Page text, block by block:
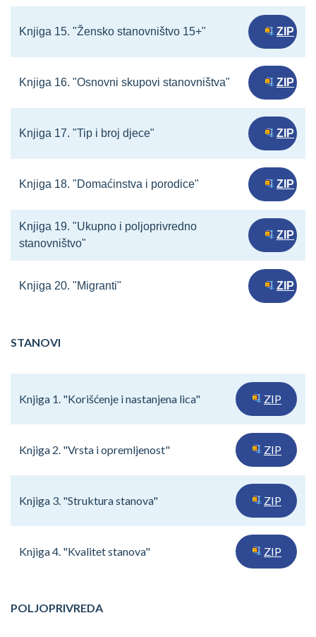
Knjiga 15. "Žensko stanovništvo 15+" ZIP
Knjiga 16. "Osnovni skupovi stanovništva" ZIP
Knjiga 17. "Tip i broj djece" ZIP
Knjiga 18. "Domaćinstva i porodice" ZIP
Knjiga 19. "Ukupno i poljoprivredno
stanovništvo"
ZIP
Knjiga 20. "Migranti" ZIP
STANOVI
Knjiga 1. "Korišćenje i nastanjena lica" ZIP
Knjiga 2. "Vrsta i opremljenost" ZIP
Knjiga 3. "Struktura stanova" ZIP
Knjiga 4. "Kvalitet stanova" ZIP
POLJOPRIVREDA